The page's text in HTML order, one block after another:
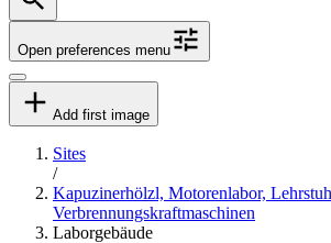
Open preferences menu
Add first image
Sites
/
Kapuzinerhölzl, Motorenlabor,
Verbrennungskraftmaschinen
Laborgebäude